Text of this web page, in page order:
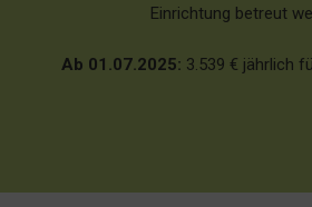
Einrichtung betreut
Ab 01.07.2025: 3.539 € jährlich